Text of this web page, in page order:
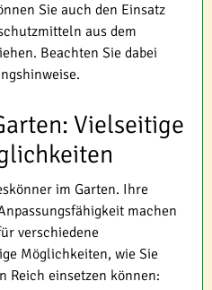
Sie auch den Einsatz
aus dem
Beachten Sie dabei
Vielseitige
im Garten. Ihre
machen
verschiedene
Möglichkeiten, wie Sie
Reich einsetzen können: